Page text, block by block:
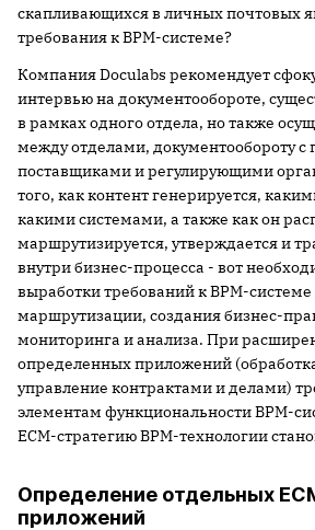
скапливающихся в личных почтовых
требования к BPM-системе?
Компания Doculabs рекомендует
интервью на документообороте,
в рамках одного отдела, но также
между отделами, документообороту с
поставщиками и регулирующими
того, как контент генерируется,
какими системами, а также как он
маршрутизируется, утверждается и
внутри бизнес-процесса - вот
выработки требований к BPM-
маршрутизации, создания бизнес-
мониторинга и анализа. При
определенных приложений
управление контрактами и делами)
элементам функциональности BPM-
ECM-стратегию BPM-технологии
Определение отдельных
приложений